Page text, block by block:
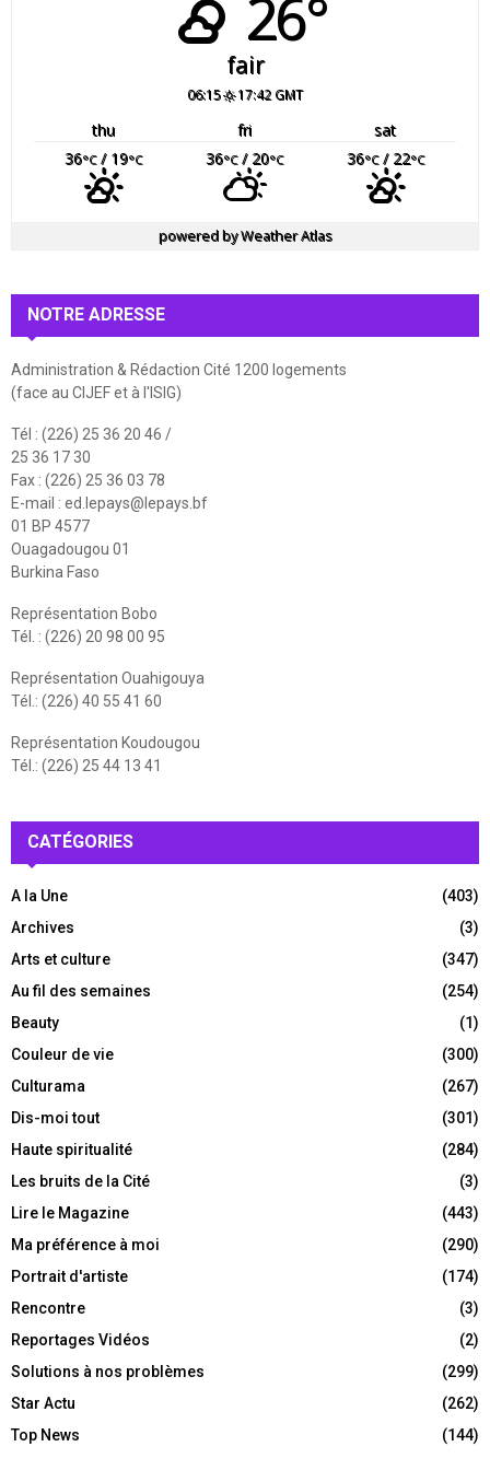
26°
fair
06:15 17:42 GMT
thu fri
sat
36°C/ 19°C 36°C/ 20°C 36°C/ 22°C
powered byWeather Atlas
NOTRE ADRESSE
Administration & Rédaction Cité 1200 logements
(face au CIJEF et à l'ISIG)
Tél : (226) 25 36 20 46 /
25 36 17 30
Fax : (226) 25 36 03 78
E-mail : ed.lepays@lepays.bf
01 BP 4577
Ouagadougou 01
Burkina Faso
Représentation Bobo
Tél. : (226) 20 98 00 95
Représentation Ouahigouya
Tél.: (226) 40 55 41 60
Représentation Koudougou
Tél.: (226) 25 44 13 41
CATÉGORIES
A la Une
(403)
Archives
(3)
Arts et culture
(347)
Au fil des semaines
(254)
Beauty
(1)
Couleur de vie
(300)
Culturama
(267)
Dis-moi tout
(301)
Haute spiritualité
(284)
Les bruits de la Cité
(3)
Lire le Magazine
(443)
Ma préférence à moi
(290)
Portrait d'artiste
(174)
Rencontre
(3)
Reportages Vidéos
(2)
Solutions à nos problèmes
(299)
Star Actu
(262)
Top News
(144)